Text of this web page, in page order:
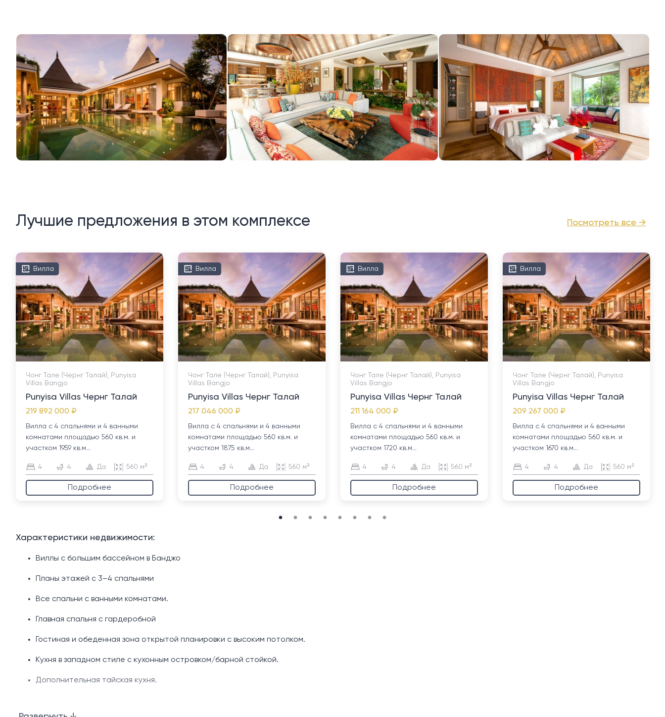
Посмотреть все →
Лучшие предложения в этом комплексе
Вилла
Чонг Тале (Чернг Талай), Punyisa
Villas Bangjo
Punyisa Villas Чернг Талай
219 892 000 ₽
Вилла с 4 спальнями и 4 ванными
комнатами площадью 560 кв.м. и
участком 1959 кв.м...
4 4 Да 560 м²
Подробнее
Вилла
Чонг Тале (Чернг Талай), Punyisa
Villas Bangjo
Punyisa Villas Чернг Талай
217 046 000 ₽
Вилла с 4 спальнями и 4 ванными
комнатами площадью 560 кв.м. и
участком 1875 кв.м...
4 4 Да 560 м²
Подробнее
Вилла
Чонг Тале (Чернг Талай), Punyisa
Villas Bangjo
Punyisa Villas Чернг Талай
211 164 000 ₽
Вилла с 4 спальнями и 4 ванными
комнатами площадью 560 кв.м. и
участком 1720 кв.м...
4 4 Да 560 м²
Подробнее
Вилла
Чонг Тале (Чернг Талай), Punyisa
Villas Bangjo
Punyisa Villas Чернг Талай
209 267 000 ₽
Вилла с 4 спальнями и 4 ванными
комнатами площадью 560 кв.м. и
участком 1670 кв.м...
4 4 Да 560 м²
Подробнее
Характеристики недвижимости:
Виллы с большим бассейном в Банджо
Планы этажей с 3–4 спальнями
Все спальни с ванными комнатами.
Главная спальня с гардеробной
Гостиная и обеденная зона открытой планировки с высоким потолком.
Кухня в западном стиле с кухонным островком/барной стойкой.
Дополнительная тайская кухня.